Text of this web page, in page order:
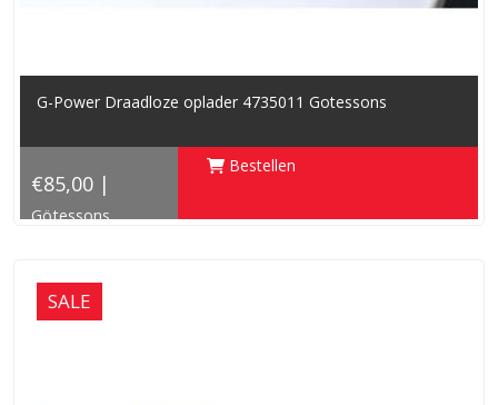
G-Power Draadloze oplader 4735011 Gotessons
€85,00 |
Götessons
Bestellen
SALE